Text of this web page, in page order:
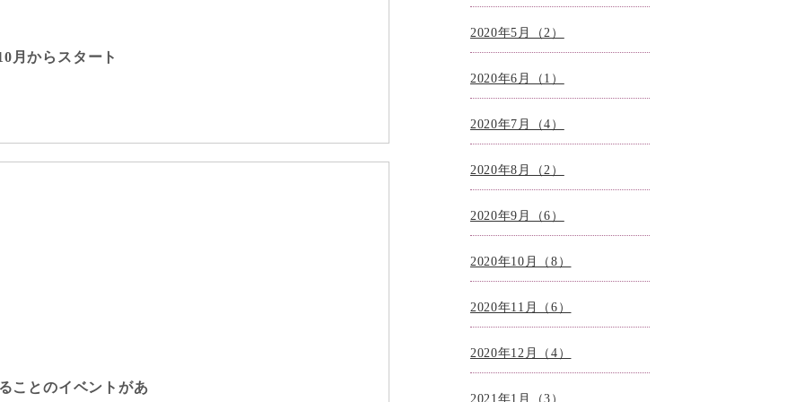
月からスタート
ことのイベントがあ
2020年5月（2）
2020年6月（1）
2020年7月（4）
2020年8月（2）
2020年9月（6）
2020年10月（8）
2020年11月（6）
2020年12月（4）
2021年1月（3）